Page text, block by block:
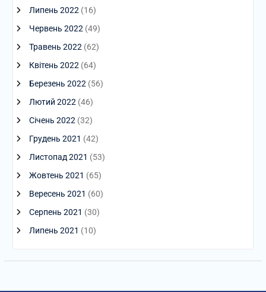
Липень 2022 (16)
Червень 2022 (49)
Травень 2022 (62)
Квітень 2022 (64)
Березень 2022 (56)
Лютий 2022 (46)
Січень 2022 (32)
Грудень 2021 (42)
Листопад 2021 (53)
Жовтень 2021 (65)
Вересень 2021 (60)
Серпень 2021 (30)
Липень 2021 (10)